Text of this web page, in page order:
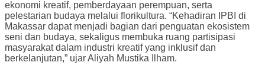
ekonomi kreatif, pemberdayaan perempuan, serta
pelestarian budaya melalui florikultura. “Kehadiran IPBI di
Makassar dapat menjadi bagian dari penguatan ekosistem
seni dan budaya, sekaligus membuka ruang partisipasi
masyarakat dalam industri kreatif yang inklusif dan
berkelanjutan,” ujar Aliyah Mustika Ilham.